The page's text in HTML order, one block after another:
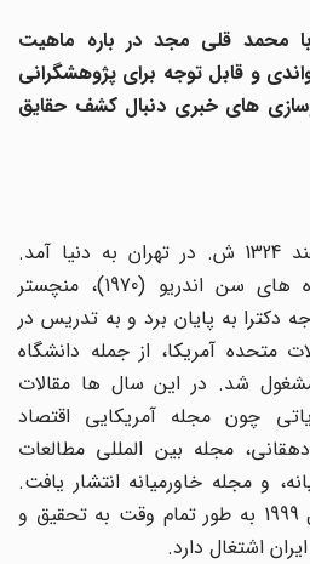
محمد قلی مجد در باره ماهیت
و قابل توجه برای پژوهشگرانی
های خبری دنبال کشف حقایق
محمدقلی مجد در 26 اسفند 1324 ش. در تهران به دنیا آمد.
تحصیلات خود در دانشگاه های سن اندریو (1970)، منچستر
با درجه دکترا به پایان برد و به تدریس در
متحده آمریکا، از جمله دانشگاه
(1993 -1998)، مشغول شد. در این سال ها مقالات
چون مجله آمریکایی اقتصاد
مجله بین المللی مطالعات
و مجله خاورمیانه انتشار یافت.
دکتر محمدقلی مجد از سال 1999 به طور تمام وقت به تحقیق و
اشتغال دارد.